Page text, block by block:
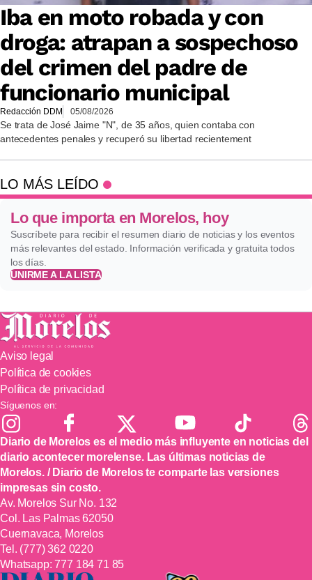
Iba en moto robada y con
droga: atrapan a sospechoso
del crimen del padre de
funcionario municipal
Redacción DDM 05/08/2026
Se trata de José Jaime "N", de 35 años, quien contaba con
antecedentes penales y recuperó su libertad recientement
LO MÁS LEÍDO
Lo que importa en Morelos, hoy
Suscríbete para recibir el resumen diario de noticias y los eventos
más relevantes del estado. Información verificada y gratuita todos
los días.
UNIRME A LA LISTA
Aviso legal
Política de cookies
Política de privacidad
Síguenos en:
Diario de Morelos es el medio más influyente en noticias del
diario acontecer morelense. Las últimas noticias de
Morelos. / Diario de Morelos te comparte las versiones
impresas sin costo.
Av. Morelos Sur No. 132
Col. Las Palmas 62050
Cuernavaca, Morelos
Tel. (777) 362 0220
Whatsapp:777 184 71 85